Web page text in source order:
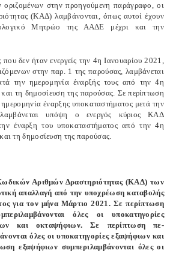
στην προηγούμενη παράγραφο, οι
(ΚΑΔ) λαμβάνονται, όπως αυτοί έχουν
Μητρώο της ΑΑΔΕ μέχρι και την
που δεν ήταν ενεργείς την 4η Ιανουαρίου 2021,
στην παρ. 1 της παρούσας, λαμβάνεται
την ημερομηνία έναρξής τους από την 4η
τη δημοσίευση της παρούσας. Σε περίπτωση
έναρξης υποκαταστήματος μετά την
υπόψη ο ενεργός κύριος ΚΑΔ
έναρξη του υποκαταστήματος από την 4η
τη δημοσίευση της παρούσας.
Αριθμών Δραστηριότητας (ΚΑΔ) των
απαλλαγή από την υποχρέωση καταβολής
για τον μήνα Μάρτιο 2021. Σε περίπτωση
όλες οι υποκατηγορίες
και οκταψήφιων. Σε περίπτωση πε-
όλες οι υποκατηγορίες εξαψήφιων και
εξαψήφιων συμπεριλαμβάνονται όλες οι